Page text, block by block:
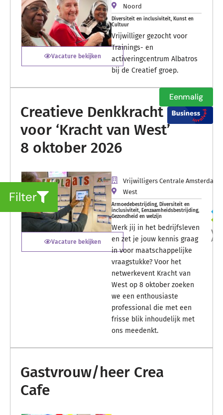
Filter
Vacature bekijken
Noord
Diversiteit en inclusiviteit, Kunst en
Cultuur
Vrijwilliger gezocht voor
Trainings- en
activeringcentrum Albatros
bij de Creatief groep.
Eenmalig
Creatieve Denkkracht
voor ‘Kracht van West’
8 oktober 2026
Vacature bekijken
Vrijwilligers Centrale Amsterdam
West
Armoedebestrijding, Diversiteit en
inclusiviteit, Eenzaamheidsbestrijding,
Gezondheid en welzijn
Werk jij in het bedrijfsleven
en zet je jouw kennis graag
in voor maatschappelijke
vraagstukke? Voor het
netwerkevent Kracht van
West op 8 oktober zoeken
we een enthousiaste
professional die met een
frisse blik inhoudelijk met
ons meedenkt.
Gastvrouw/heer Crea
Cafe